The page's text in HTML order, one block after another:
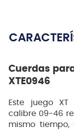
Cuerdas
XTE0946
Este juego XT
calibre 09-46
mismo tiempo,